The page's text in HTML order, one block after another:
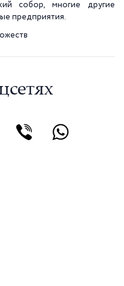
собор, многие другие
предприятия.